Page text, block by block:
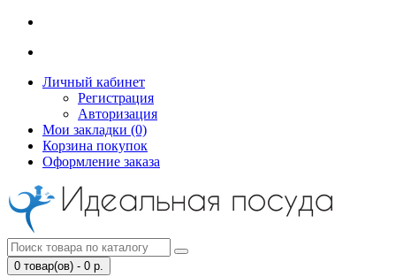
Личный кабинет
Регистрация
Авторизация
Мои закладки (0)
Корзина покупок
Оформление заказа
0 товар(ов) - 0 р.